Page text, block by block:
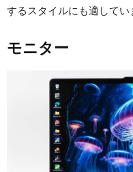
するスタイルにも適してい
モニター